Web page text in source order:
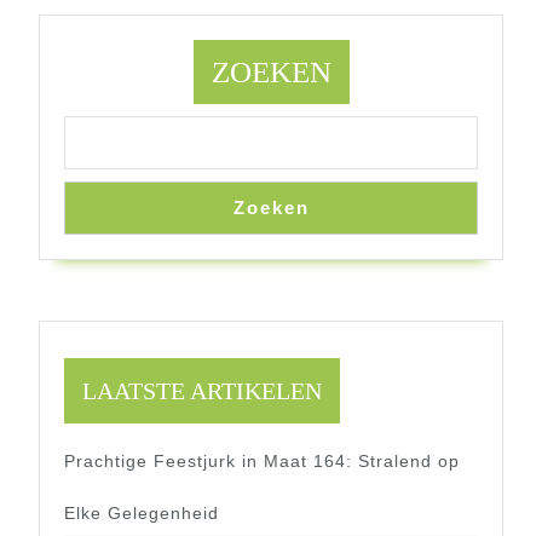
ZOEKEN
Zoeken
LAATSTE ARTIKELEN
Prachtige Feestjurk in Maat 164: Stralend op
Elke Gelegenheid